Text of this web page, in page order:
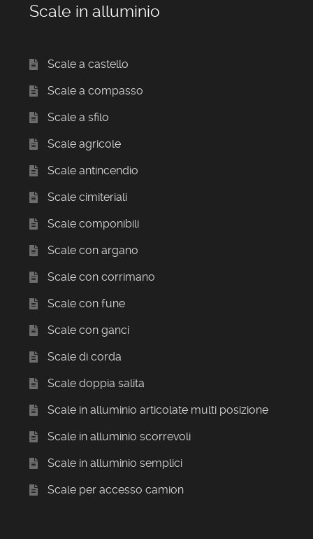
Scale in alluminio
Scale a castello
Scale a compasso
Scale a sfilo
Scale agricole
Scale antincendio
Scale cimiteriali
Scale componibili
Scale con argano
Scale con corrimano
Scale con fune
Scale con ganci
Scale di corda
Scale doppia salita
Scale in alluminio articolate multi posizione
Scale in alluminio scorrevoli
Scale in alluminio semplici
Scale per accesso camion